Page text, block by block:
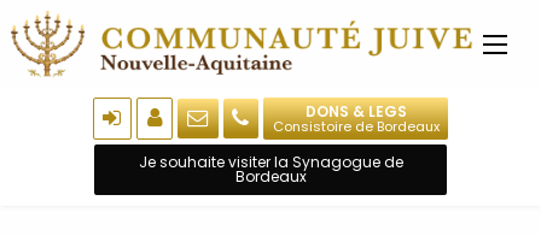
DONS & LEGS
Consistoire de Bordeaux
Je souhaite visiter la Synagogue de
Bordeaux